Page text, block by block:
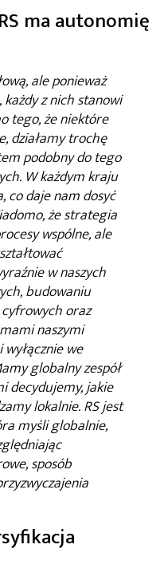
ma autonomię
ale ponieważ
z nich stanowi
tego, że niektóre
działamy trochę
podobny do tego
W każdym kraju
co daje nam dosyć
że strategia
wspólne, ale
w naszych
budowaniu
oraz
naszymi
we
globalny zespół
decydujemy, jakie
lokalnie. RS jest
myśli globalnie,
sposób